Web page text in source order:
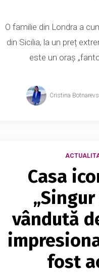
O familie din Londra a
din Sicilia, la un preț
este un oraș
Cristina
Casa
vândută
fost